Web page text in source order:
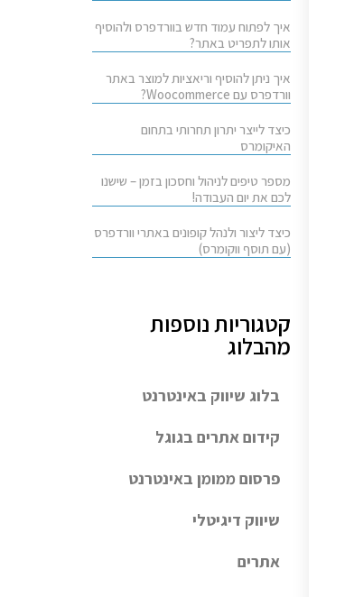
איך לפתוח עמוד חדש בוורדפרס ולהוסיף
אותו לתפריט באתר?
איך ניתן להוסיף וריאציות למוצר באתר
וורדפרס עם Woocommerce?
כיצד לייצר יתרון תחרותי בתחום
האיקומרס
מספר טיפים לניהול וחסכון בזמן – שישנו
לכם את יום העבודה!
כיצד ליצור ולנהל קופונים באתרי וורדפרס
(עם תוסף ווקומרס)
קטגוריות נוספות
מהבלוג
בלוג שיווק באינטרנט
קידום אתרים בגוגל
פרסום ממומן באינטרנט
שיווק דיגיטלי
אתרים